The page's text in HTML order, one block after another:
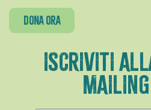
dona ora
ISCRIVITI